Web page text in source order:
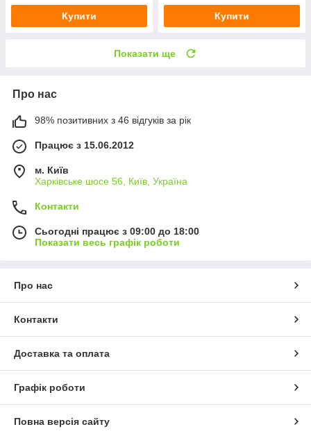
Купити Купити
Показати ще
Про нас
98% позитивних з 46 відгуків за рік
Працює з 15.06.2012
м. Київ
Харківське шосе 56, Київ, Україна
Контакти
Сьогодні працює з 09:00 до 18:00
Показати весь графік роботи
Про нас
Контакти
Доставка та оплата
Графік роботи
Повна версія сайту